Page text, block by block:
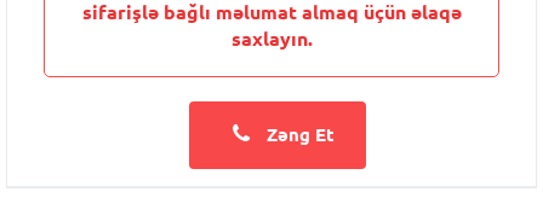
sifarişlə bağlı məlumat almaq üçün əlaqə
saxlayın.
Zəng Et